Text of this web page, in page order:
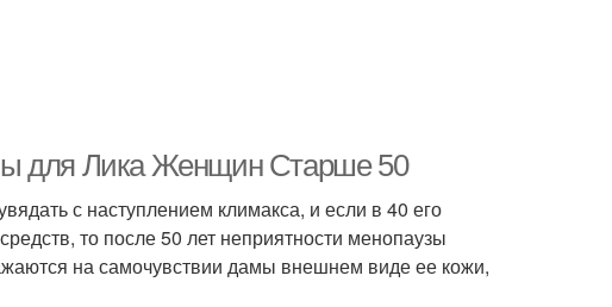
для Лика Женщин Старше 50
с наступлением климакса, и если в 40 его
то после 50 лет неприятности менопаузы
на самочувствии дамы внешнем виде ее кожи,